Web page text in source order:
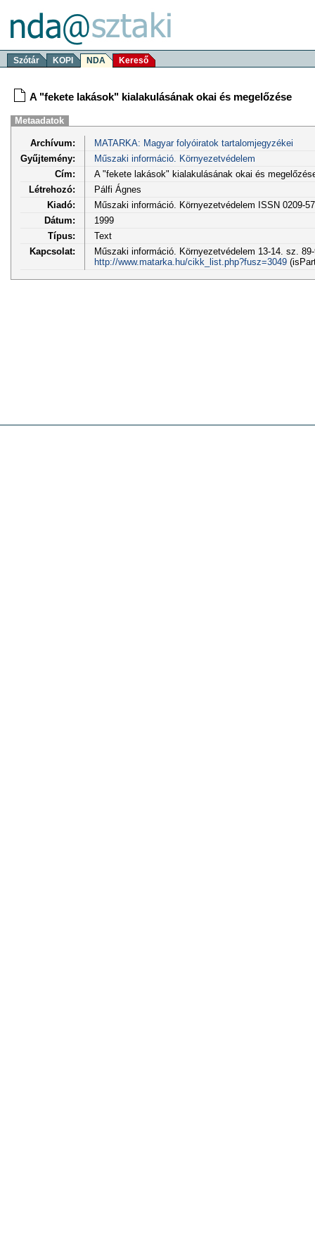
Szótár KOPI NDA Kereső
A "fekete lakások" kialakulásának okai és megelőzése
Metaadatok
Archívum:
MATARKA: Magyar folyóiratok tartalomjegyzékei
Gyűjtemény:
Műszaki információ. Környezetvédelem
Cím:
A "fekete lakások" kialakulásának okai és
Létrehozó:
Pálfi Ágnes
Kiadó:
Műszaki információ. Környezetvédelem ISSN 0209-
Dátum:
1999
Típus:
Text
Kapcsolat:
Műszaki információ. Környezetvédelem 13-14. sz.
http://www.matarka.hu/cikk_list.php?fusz=3049